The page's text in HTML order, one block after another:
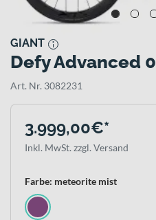
GIANT
Defy Advanced 0
Art. Nr. 3082231
3.999,00€*
Inkl. MwSt. zzgl. Versand
Farbe: meteorite mist